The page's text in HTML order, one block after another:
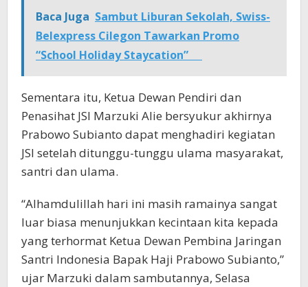
Baca Juga Sambut Liburan Sekolah, Swiss-
Belexpress Cilegon Tawarkan Promo
“School Holiday Staycation”
Sementara itu, Ketua Dewan Pendiri dan
Penasihat JSI Marzuki Alie bersyukur akhirnya
Prabowo Subianto dapat menghadiri kegiatan
JSI setelah ditunggu-tunggu ulama masyarakat,
santri dan ulama.
“Alhamdulillah hari ini masih ramainya sangat
luar biasa menunjukkan kecintaan kita kepada
yang terhormat Ketua Dewan Pembina Jaringan
Santri Indonesia Bapak Haji Prabowo Subianto,”
ujar Marzuki dalam sambutannya, Selasa